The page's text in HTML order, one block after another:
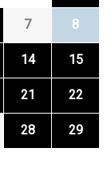
7 8
14 15
21 22
28 29